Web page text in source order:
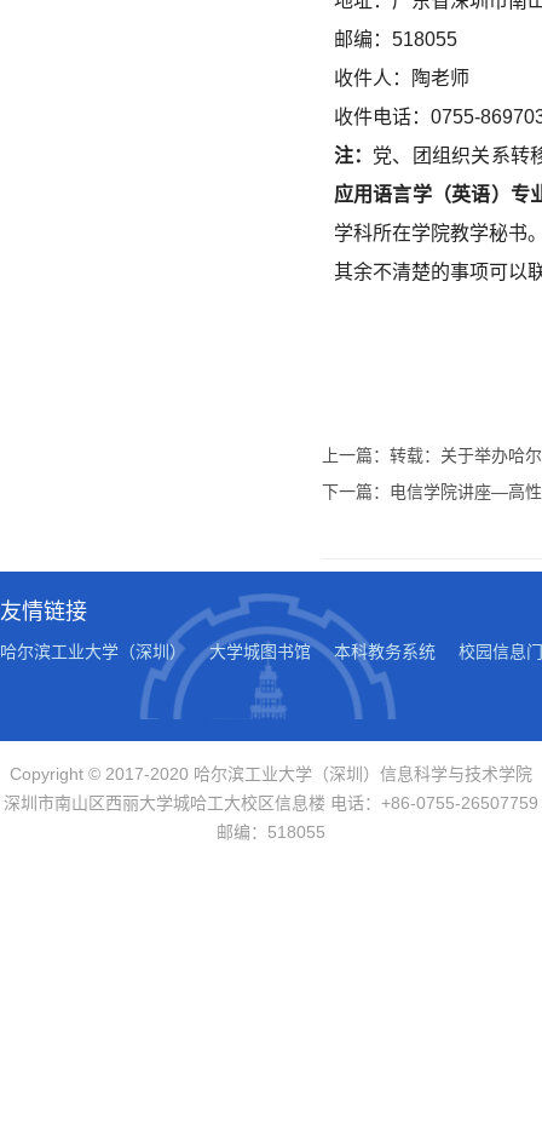
邮编：518055
收件人：陶老师
收件电话：0755-
注： 党、团组织关系转
应用语言学（英语）专
学科所在学院教学秘书
其余不清楚的事项可以
上一篇：转载：关于举办哈
下一篇：电信学院讲座—高
友情链接
哈尔滨工业大学（深圳） 大学城图书馆 本科教务系统 校园信息
Copyright © 2017-2020 哈尔滨工业大学（深圳）信息科学与技术学院
深圳市南山区西丽大学城哈工大校区信息楼 电话：+86-0755-26507759
邮编：518055